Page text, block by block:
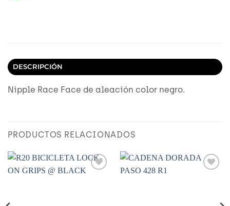
DESCRIPCIÓN
Nipple Race Face de aleación color negro.
PRODUCTOS RELACIONADOS